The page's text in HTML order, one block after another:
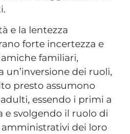
e la lentezza
forte incertezza e
familiari,
un’inversione dei ruoli,
presto assumono
essendo i primi a
e svolgendo il ruolo di
dei loro